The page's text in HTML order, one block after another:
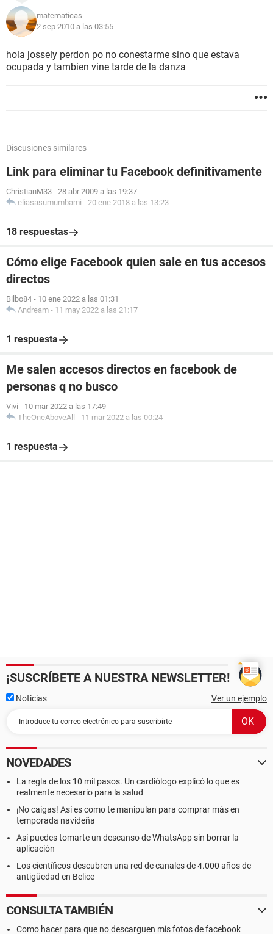
matematicas
2 sep 2010 a las 03:55
hola jossely perdon po no conestarme sino que estava
ocupada y tambien vine tarde de la danza
Discusiones similares
Link para eliminar tu Facebook definitivamente
ChristianM33 - 28 abr 2009 a las 19:37
eliasasumumbami - 20 ene 2018 a las 13:23
18 respuestas
Cómo elige Facebook quien sale en tus accesos
directos
Bilbo84 - 10 ene 2022 a las 01:31
Andream - 11 may 2022 a las 21:17
1 respuesta
Me salen accesos directos en facebook de
personas q no busco
Vivi - 10 mar 2022 a las 17:49
TheOneAboveAll - 11 mar 2022 a las 00:24
1 respuesta
¡SUSCRÍBETE A NUESTRA NEWSLETTER!
Noticias Ver un ejemplo
NOVEDADES
La regla de los 10 mil pasos. Un cardiólogo explicó lo que es
realmente necesario para la salud
¡No caigas! Así es como te manipulan para comprar más en
temporada navideña
Así puedes tomarte un descanso de WhatsApp sin borrar la
aplicación
Los científicos descubren una red de canales de 4.000 años de
antigüedad en Belice
CONSULTA TAMBIÉN
Como hacer para que no descarguen mis fotos de facebook